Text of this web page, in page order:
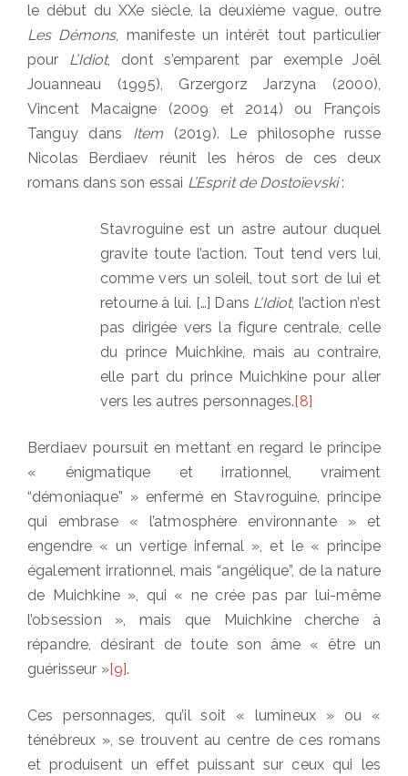
le début du XXe siècle, la deuxième vague, outre
Les Démons, manifeste un intérêt tout particulier
pour L’Idiot, dont s’emparent par exemple Joël
Jouanneau (1995), Grzergorz Jarzyna (2000),
Vincent Macaigne (2009 et 2014) ou François
Tanguy dans Item (2019). Le philosophe russe
Nicolas Berdiaev réunit les héros de ces deux
romans dans son essai L’Esprit de Dostoïevski:
Stavroguine est un astre autour duquel
gravite toute l’action. Tout tend vers lui,
comme vers un soleil, tout sort de lui et
retourne à lui. […] Dans L’Idiot, l’action n’est
pas dirigée vers la figure centrale, celle
du prince Muichkine, mais au contraire,
elle part du prince Muichkine pour aller
vers les autres personnages.[8]
Berdiaev poursuit en mettant en regard le principe
« énigmatique et irrationnel, vraiment
“démoniaque” » enfermé en Stavroguine, principe
qui embrase « l’atmosphère environnante » et
engendre « un vertige infernal », et le « principe
également irrationnel, mais “angélique”, de la nature
de Muichkine », qui « ne crée pas par lui-même
l’obsession », mais que Muichkine cherche à
répandre, désirant de toute son âme « être un
guérisseur »[9].
Ces personnages, qu’il soit « lumineux » ou «
ténébreux », se trouvent au centre de ces romans
et produisent un effet puissant sur ceux qui les